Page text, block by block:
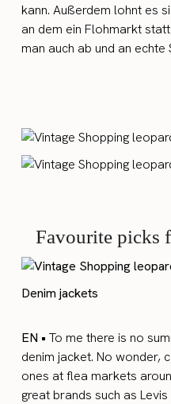
kann. Außerdem lohnt es
an dem ein Flohmarkt
man auch ab und an echte
Favourite picks
Denim jackets
EN •To me there is no
denim jacket. No wonder,
ones at flea markets
great brands such as